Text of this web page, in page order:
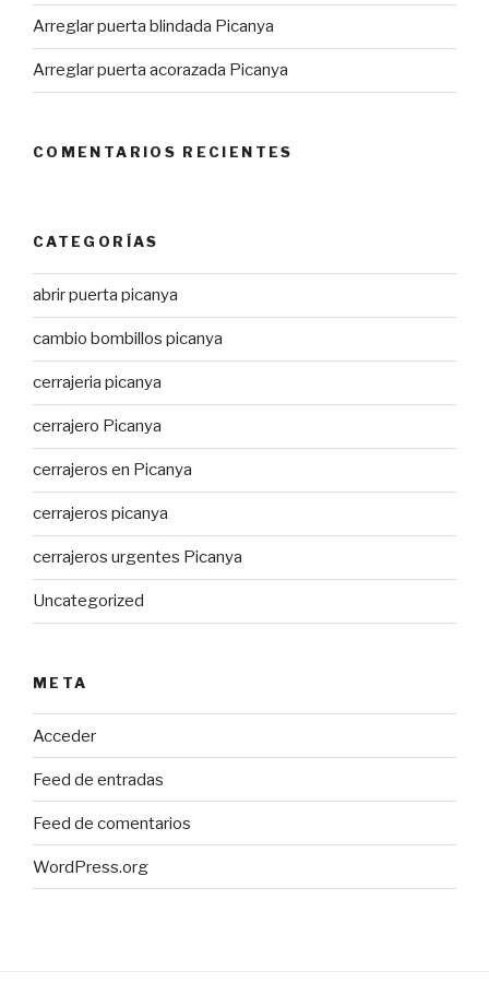
Arreglar puerta blindada Picanya
Arreglar puerta acorazada Picanya
COMENTARIOS RECIENTES
CATEGORÍAS
abrir puerta picanya
cambio bombillos picanya
cerrajeria picanya
cerrajero Picanya
cerrajeros en Picanya
cerrajeros picanya
cerrajeros urgentes Picanya
Uncategorized
META
Acceder
Feed de entradas
Feed de comentarios
WordPress.org